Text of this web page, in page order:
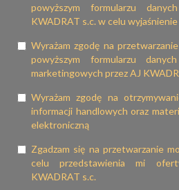
powyższym formularzu
KWADRAT s.c. w celu
Wyrażam zgodę na
powyższym formularzu
marketingowych przez AJ
Wyrażam zgodę na
informacji handlowych oraz
elektroniczną
Zgadzam się na przetwarzanie
celu przedstawienia mi
KWADRAT s.c.